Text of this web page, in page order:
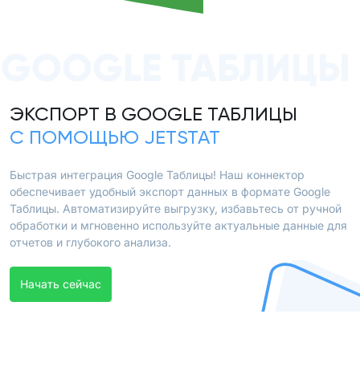
ЭКСПОРТ В GOOGLE ТАБЛИЦЫ
С ПОМОЩЬЮ JETSTAT
Быстрая интеграция Google Таблицы! Наш коннектор
обеспечивает удобный экспорт данных в формате Google
Таблицы. Автоматизируйте выгрузку, избавьтесь от ручной
обработки и мгновенно используйте актуальные данные для
отчетов и глубокого анализа.
Начать сейчас